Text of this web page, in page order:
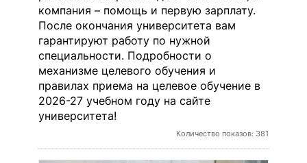
компания – помощь и первую зарплату.
После окончания университета вам
гарантируют работу по нужной
специальности. Подробности о
механизме целевого обучения и
правилах приема на целевое обучение в
2026-27 учебном году на сайте
университета!
Количество показов: 381